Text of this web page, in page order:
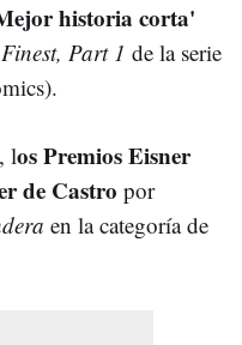
historia corta'
Part 1 de la serie
los Premios Eisner
de Castro por
en la categoría de